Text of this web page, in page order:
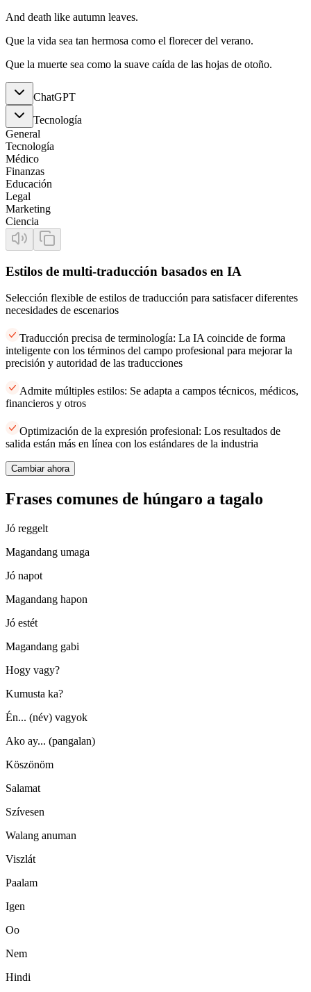
And death like autumn leaves.
Que la vida sea tan hermosa como el florecer del verano.
Que la muerte sea como la suave caída de las hojas de otoño.
ChatGPT
Tecnología
General
Tecnología
Médico
Finanzas
Educación
Legal
Marketing
Ciencia
Estilos de multi-traducción basados en IA
Selección flexible de estilos de traducción para satisfacer diferentes
necesidades de escenarios
Traducción precisa de terminología: La IA coincide de forma
inteligente con los términos del campo profesional para mejorar la
precisión y autoridad de las traducciones
Admite múltiples estilos: Se adapta a campos técnicos, médicos,
financieros y otros
Optimización de la expresión profesional: Los resultados de
salida están más en línea con los estándares de la industria
Cambiar ahora
Frases comunes de húngaro a tagalo
Jó reggelt
Magandang umaga
Jó napot
Magandang hapon
Jó estét
Magandang gabi
Hogy vagy?
Kumusta ka?
Én... (név) vagyok
Ako ay... (pangalan)
Köszönöm
Salamat
Szívesen
Walang anuman
Viszlát
Paalam
Igen
Oo
Nem
Hindi